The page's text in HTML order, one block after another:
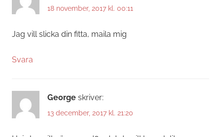
18 november, 2017 kl. 00:11
Jag vill slicka din fitta, maila mig
Svara
George skriver:
13 december, 2017 kl. 21:20